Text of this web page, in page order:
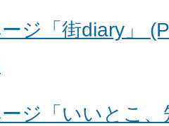
ジ「街diary」
ジ「いいとこ